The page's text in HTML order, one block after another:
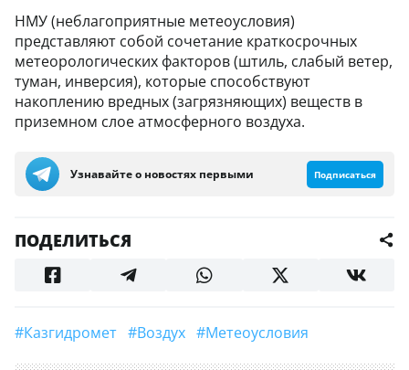
НМУ (неблагоприятные метеоусловия)
представляют собой сочетание краткосрочных
метеорологических факторов (штиль, слабый ветер,
туман, инверсия), которые способствуют
накоплению вредных (загрязняющих) веществ в
приземном слое атмосферного воздуха.
Узнавайте о новостях первыми Подписаться
ПОДЕЛИТЬСЯ
#Казгидромет #Воздух #Метеоусловия